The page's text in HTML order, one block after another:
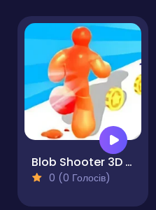
Blob Shooter 3D Assassin Hit
0 (0 Голосів)